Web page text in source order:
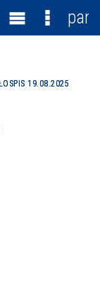
19.08.2025
MenuMenu